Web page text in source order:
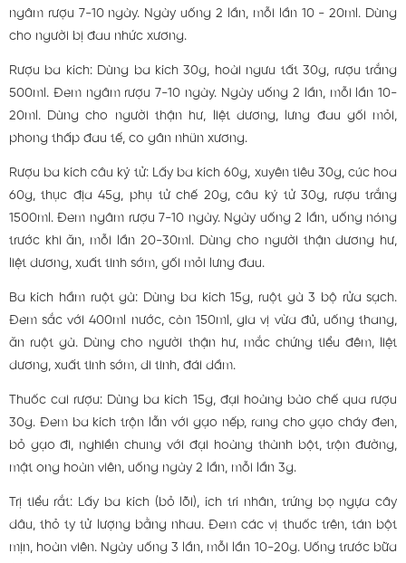
ngâm rượu 7-10 ngày. Ngày uống 2 lần, mỗi lần 10 - 20ml. Dùng
cho người bị đau nhức xương.
Rượu ba kích: Dùng ba kích 30g, hoài ngưu tất 30g, rượu trắng
500ml. Đem ngâm rượu 7-10 ngày. Ngày uống 2 lần, mỗi lần 10-
20ml. Dùng cho người thận hư, liệt dương, lưng đau gối mỏi,
phong thấp đau tế, co gân nhũn xương.
Rượu ba kích câu kỷ tử: Lấy ba kích 60g, xuyên tiêu 30g, cúc hoa
60g, thục địa 45g, phụ tử chế 20g, câu kỷ tử 30g, rượu trắng
1500ml. Đem ngâm rượu 7-10 ngày. Ngày uống 2 lần, uống nóng
trước khi ăn, mỗi lần 20-30ml. Dùng cho người thận dương hư,
liệt dương, xuất tinh sớm, gối mỏi lưng đau.
Ba kích hầm ruột gà: Dùng ba kích 15g, ruột gà 3 bộ rửa sạch.
Đem sắc với 400ml nước, còn 150ml, gia vị vừa đủ, uống thang,
ăn ruột gà. Dùng cho người thận hư, mắc chứng tiểu đêm, liệt
dương, xuất tinh sớm, di tinh, đái dầm.
Thuốc cai rượu: Dùng ba kích 15g, đại hoàng bào chế qua rượu
30g. Đem ba kích trộn lẫn với gạo nếp, rang cho gạo cháy đen,
bỏ gạo đi, nghiền chung với đại hoàng thành bột, trộn đường,
mật ong hoàn viên, uống ngày 2 lần, mỗi lần 3g.
Trị tiểu rắt: Lấy ba kích (bỏ lõi), ích trí nhân, trứng bọ ngựa cây
dâu, thỏ ty tử lượng bằng nhau. Đem các vị thuốc trên, tán bột
mịn, hoàn viên. Ngày uống 3 lần, mỗi lần 10-20g. Uống trước bữa